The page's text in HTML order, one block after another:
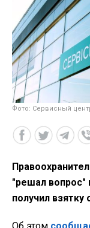
Фото: Сервисный
"решал
получил взятку